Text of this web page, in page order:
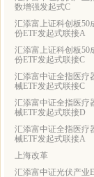
数增强发起式C
汇添富上证科创板50
份ETF发起式联接A
汇添富上证科创板50
份ETF发起式联接C
汇添富中证全指医疗
械ETF发起式联接C
汇添富中证全指医疗
械ETF发起式联接D
汇添富中证全指医疗
械ETF发起式联接A
上海改革
汇添富中证光伏产业